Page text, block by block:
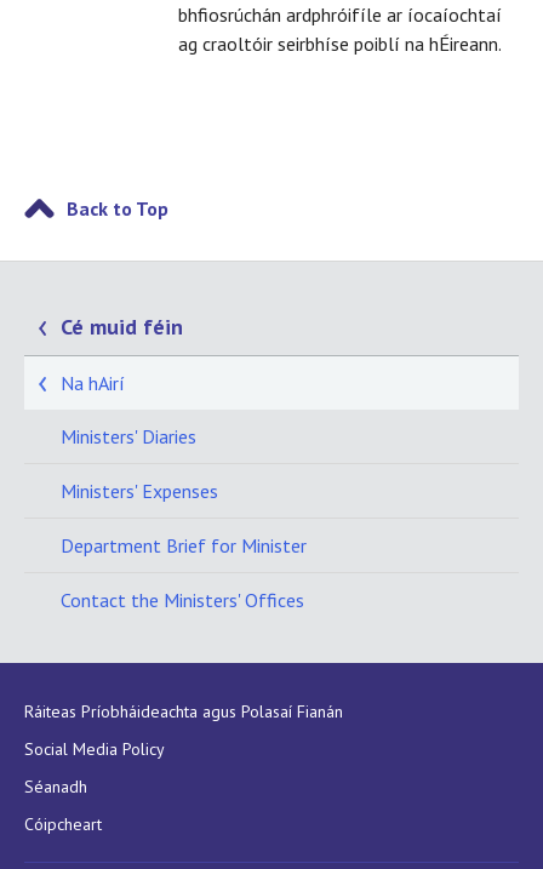
bhfiosrúchán ardphróifíle ar íocaíochtaí
ag craoltóir seirbhíse poiblí na hÉireann.
Back to Top
Cé muid féin
Na hAirí
Ministers' Diaries
Ministers' Expenses
Department Brief for Minister
Contact the Ministers' Offices
Ráiteas Príobháideachta agus Polasaí Fianán
Social Media Policy
Séanadh
Cóipcheart